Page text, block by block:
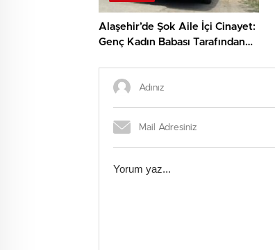
Alaşehir’de Şok Aile İçi Cinayet:
Genç Kadın Babası Tarafından